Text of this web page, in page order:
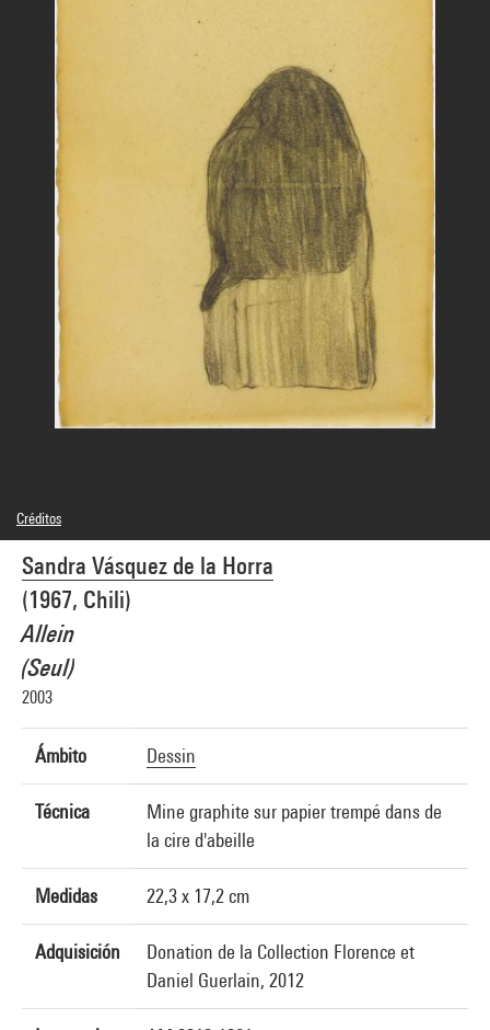
Sandra Vásquez de la Horra
(1967, Chili)
Allein
(Seul)
2003
Ámbito Dessin
Técnica
Mine graphite sur papier trempé dans de
la cire d'abeille
Medidas 22,3 x 17,2 cm
Adquisición
Donation de la Collection Florence et
Daniel Guerlain, 2012
Créditos
© Adagp, Paris
Créditos fotográficos : Centre Pompidou, MNAM-CCI/Hélène Mauri/Dist.
GrandPalaisRmn
Referencia de la imagen : 4Y03775
Difusión de la imagen :